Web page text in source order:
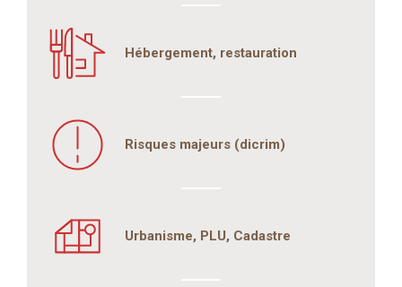
Hébergement, restauration
Risques majeurs (dicrim)
Urbanisme, PLU, Cadastre